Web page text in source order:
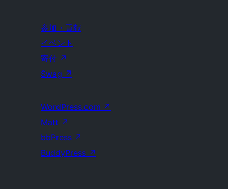
参加・貢献
イベント
寄付 ↗
Swag ↗
WordPress.com ↗
Matt ↗
bbPress ↗
BuddyPress ↗